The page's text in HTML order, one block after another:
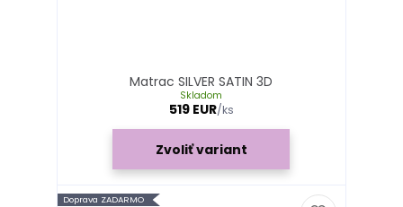
Matrac SILVER SATIN 3D
519 EUR/ks
Skladom
Zvoliť variant
Doprava ZADARMO